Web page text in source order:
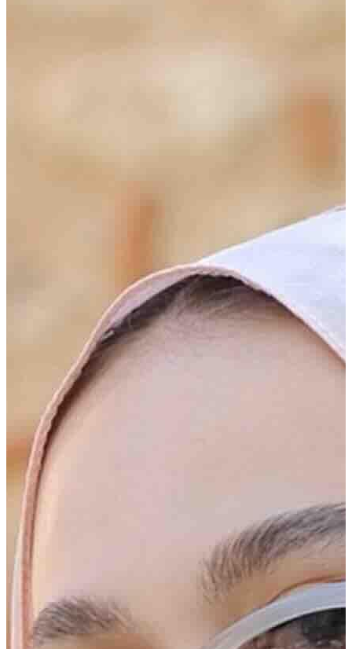
Tarzın için zarif dokunuş
Yeni sezon kreasyonu ile sizlerle